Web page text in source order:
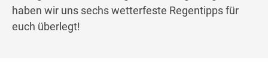
haben wir uns sechs wetterfeste Regentipps für
euch überlegt!